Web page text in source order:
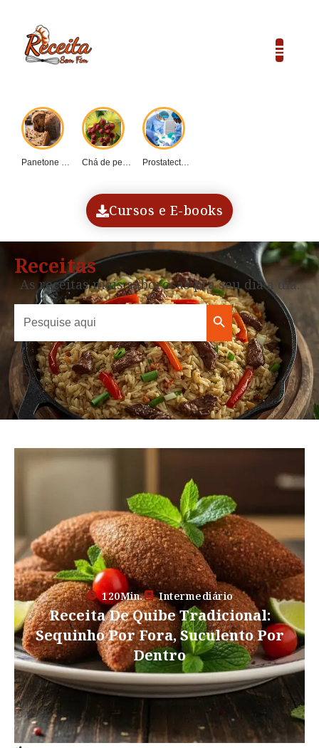
Panetone caseiro vs.... Chá de pequi:... Prostatectomia: Guia completo...
Cursos e E-books
Receitas
As receitas mais saborosas pra seu dia a dia.
Search
for: Search Button
120Min. Intermediário
Receita De Quibe Tradicional:
Sequinho Por Fora, Suculento Por
Dentro